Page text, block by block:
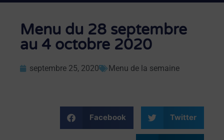
Menu du 28 septembre
au 4 octobre 2020
septembre 25, 2020 Menu de la semaine
Facebook Twitter